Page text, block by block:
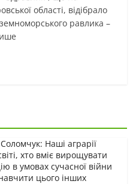
області, відібрало
равлика –
Наші аграрії
хто вміє вирощувати
в умовах сучасної війни
цього інших